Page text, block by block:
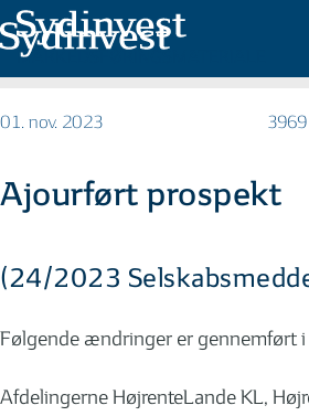
MARKEDSFØRINGSMATERIALE
01. nov. 2023
Ajourført prospekt
(24/2023
Følgende ændringer er gennemført i
Afdelingerne HøjrenteLande KL,